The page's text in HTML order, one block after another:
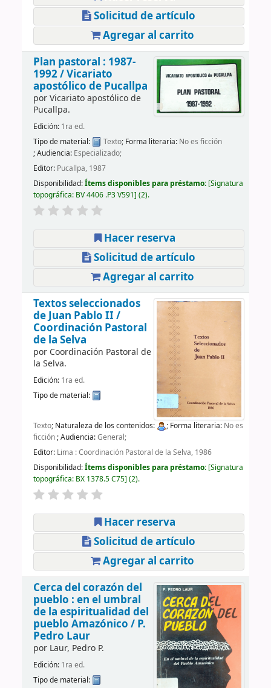
Solicitud de artículo
Agregar al carrito
Plan pastoral : 1987-
1992 /Vicariato
apostólico de Pucallpa
porVicariato apostólico de
Pucallpa.
Edición: 1ra ed.
Tipo de material:
Texto; Forma literaria: No es ficción
; Audiencia: Especializado;
Editor: Pucallpa, 1987
Disponibilidad:Ítems disponibles para préstamo: Signatura
topográfica: BV 4406 .P3 V591 (2).
Hacer reserva
Solicitud de artículo
Agregar al carrito
Textos seleccionados
de Juan Pablo II /
Coordinación Pastoral
de la Selva
por Coordinación Pastoral de
la Selva.
Edición: 1ra ed.
Tipo de material:
Texto; Naturaleza de los contenidos: ; Forma literaria: No es
ficción; Audiencia:General;
Editor: Lima : Coordinación Pastoral de la Selva, 1986
Disponibilidad:Ítems disponibles para préstamo: Signatura
topográfica: BX 1378.5 C75 (2).
Hacer reserva
Solicitud de artículo
Agregar al carrito
Cerca del corazón del
pueblo : en el umbral
de la espiritualidad del
pueblo Amazónico / P.
Pedro Laur
por Laur, Pedro P.
Edición: 1ra ed.
Tipo de material: